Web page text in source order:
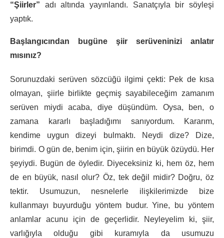
“Şiirler” adı al­tında yayınlandı. Sanatçıyla bir söyleşi
yaptık.
Başlangıcından bugüne şiir serüveninizi anlatır
mısınız?
Sorunuzdaki serüven sözcüğü ilgimi çekti: Pek de kısa
olmayan, şiirle birlikte geçmiş sayabileceğim zamanım
serüven miydi acaba, diye düşündüm. Oysa, ben, o
zamana kararlı başladığımı sanıyordum. Kararım,
kendime uygun dizeyi bulmaktı. Neydi dize? Dize,
birimdi. O gün de, benim için, şiirin en büyük özüydü. Her
şeyiydi. Bugün de öyledir. Diyeceksiniz ki, hem öz, hem
de en büyük, nasıl olur? Öz, tek değil midir? Doğru, öz
tektir. Usumuzun, nesnelerle ilişkilerimizde bize
kullanmayı buyurduğu yöntem budur. Yine, bu yöntem
anlamlar acunu için de geçerlidir. Neyleyelim ki, şiir,
varlığıyla olduğu gibi kuramıyla da usumuzu